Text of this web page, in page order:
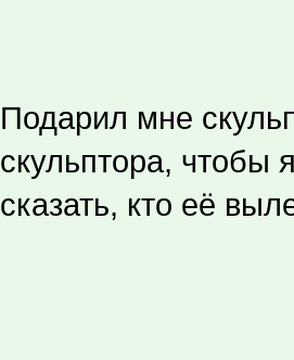
Подарил мне
скульптора, чтобы
сказать, кто её